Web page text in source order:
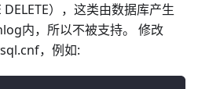
DELETE），这类由数据库产生
内，所以不被支持。 修改
，例如: